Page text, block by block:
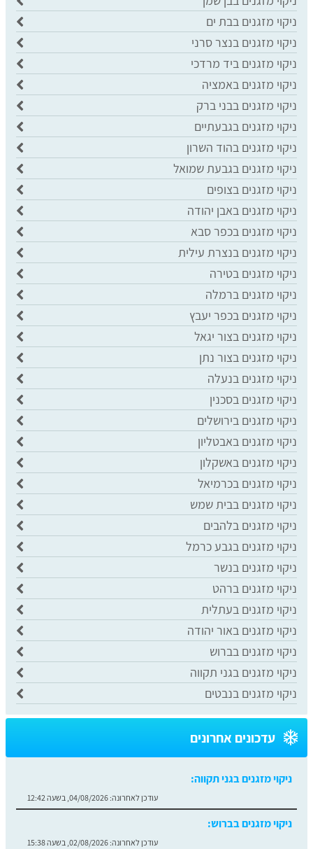
ניקוי מזגנים בבת ים
ניקוי מזגנים בנצר סרני
ניקוי מזגנים ביד מרדכי
ניקוי מזגנים באמציה
ניקוי מזגנים בבני ברק
ניקוי מזגנים בגבעתיים
ניקוי מזגנים בהוד השרון
ניקוי מזגנים בגבעת שמואל
ניקוי מזגנים בצופים
ניקוי מזגנים באבן יהודה
ניקוי מזגנים בכפר סבא
ניקוי מזגנים בנצרת עילית
ניקוי מזגנים בטירה
ניקוי מזגנים ברמלה
ניקוי מזגנים בכפר יעבץ
ניקוי מזגנים בצור יגאל
ניקוי מזגנים בצור נתן
ניקוי מזגנים בנעלה
ניקוי מזגנים בסכנין
ניקוי מזגנים בירושלים
ניקוי מזגנים באבטליון
ניקוי מזגנים באשקלון
ניקוי מזגנים בכרמיאל
ניקוי מזגנים בבית שמש
ניקוי מזגנים בלהבים
ניקוי מזגנים בגבע כרמל
ניקוי מזגנים בנשר
ניקוי מזגנים ברהט
ניקוי מזגנים בעתלית
ניקוי מזגנים באור יהודה
ניקוי מזגנים בברוש
ניקוי מזגנים בגני תקווה
ניקוי מזגנים בנבטים
עדכונים אחרונים
ניקוי מזגנים בגני תקווה:
עודכן לאחרונה: 04/08/2026, בשעה 12:42
ניקוי מזגנים בברוש:
עודכן לאחרונה: 02/08/2026, בשעה 15:38